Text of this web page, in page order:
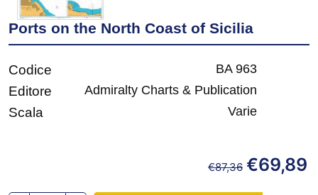
Ports on the North Coast of Sicilia
Codice BA 963
Editore Admiralty Charts & Publication
Scala Varie
€87,36 €69,89